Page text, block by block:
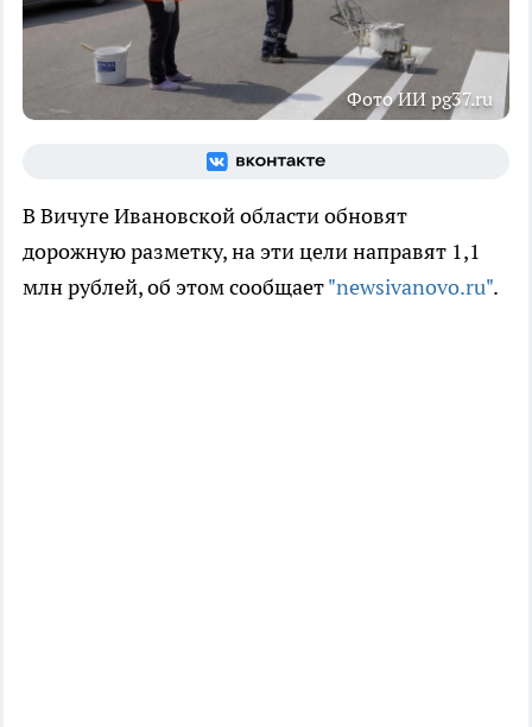
Фото ИИ pg37.ru
В Вичуге Ивановской области обновят
дорожную разметку, на эти цели направят 1,1
млн рублей, об этом сообщает"newsivanovo.ru".